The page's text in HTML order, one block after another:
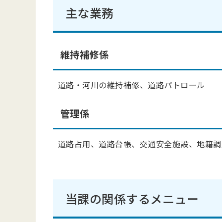
主な業務
維持補修係
道路・河川の維持補修、道路パトロール
管理係
道路占用、道路台帳、交通安全施設、地籍
当課の関係するメニュー